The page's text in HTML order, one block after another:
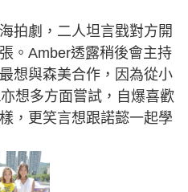
拍劇，二人坦言戥對方開
。Amber透露稍後會主持
想與森美合作，因為從小
想多方面嘗試，自爆喜歡
，更笑言想跟諾懿一起學